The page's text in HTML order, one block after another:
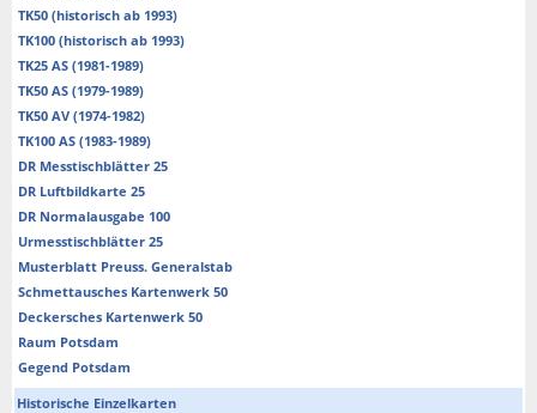
TK50 (historisch ab 1993)
TK100 (historisch ab 1993)
TK25 AS (1981-1989)
TK50 AS (1979-1989)
TK50 AV (1974-1982)
TK100 AS (1983-1989)
DR Messtischblätter 25
DR Luftbildkarte 25
DR Normalausgabe 100
Urmesstischblätter 25
Musterblatt Preuss. Generalstab
Schmettausches Kartenwerk 50
Deckersches Kartenwerk 50
Raum Potsdam
Gegend Potsdam
Historische Einzelkarten